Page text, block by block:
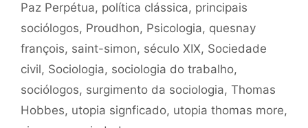
Paz Perpétua, política clássica, principais
sociólogos, Proudhon, Psicologia, quesnay
françois, saint-simon, século XIX, Sociedade
civil, Sociologia, sociologia do trabalho,
sociólogos, surgimento da sociologia, Thomas
Hobbes, utopia signficado, utopia thomas more,